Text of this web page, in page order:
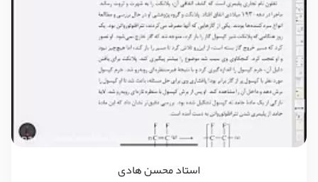
استاد محسن هادی